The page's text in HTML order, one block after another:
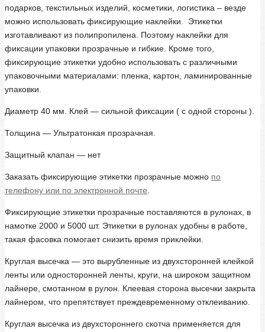
подарков, текстильных изделий, косметики, логистика – везде
можно использовать фиксирующие наклейки. Этикетки
изготавливают из полипропилена. Поэтому наклейки для
фиксации упаковки прозрачные и гибкие. Кроме того,
фиксирующие этикетки удобно использовать с различными
упаковочными материалами: пленка, картон, ламинированные
упаковки.
Диаметр 40 мм. Клей — сильной фиксации ( с одной стороны ).
Толщина — Ультратонкая прозрачная.
Защитный клапан — нет
Заказать фиксирующие этикетки прозрачные можно по
телефону или по электронной почте
Фиксирующие этикетки прозрачные поставляются в рулонах, в
намотке 2000 и 5000 шт. Этикетки в рулонах удобны в работе,
такая фасовка помогает снизить время приклейки.
Круглая высечка — это вырубленные из двухсторонней клейкой
ленты или односторонней ленты, круги, на широком защитном
лайнере, смотанном в рулон. Клеевая сторона высечки закрыта
лайнером, что препятствует преждевременному отклеиванию.
Круглая высечка из двухстороннего скотча применяется для